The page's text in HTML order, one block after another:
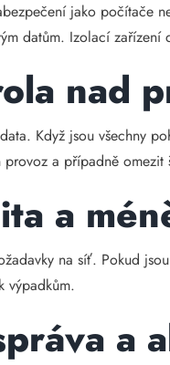
jako počítače
datům. Izolací zařízení
nad
Když jsou všechny
a případně omezit
a
na síť. Pokud
výpadkům.
a